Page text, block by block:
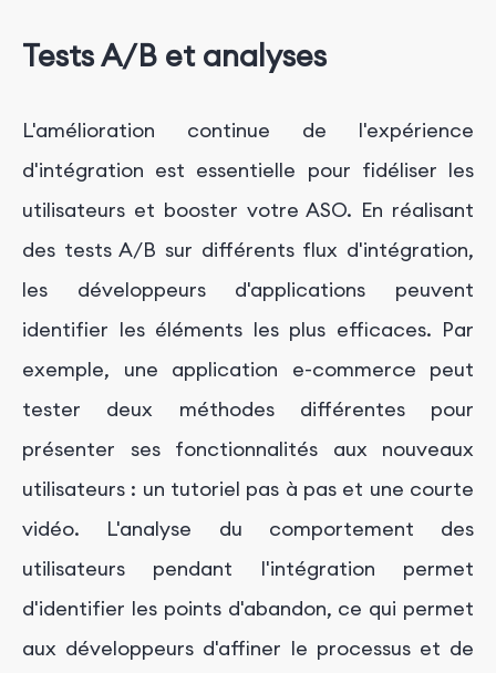
Tests A/B et analyses
L'amélioration continue de l'expérience
d'intégration est essentielle pour fidéliser les
utilisateurs et booster votre ASO. En réalisant
des tests A/B sur différents flux d'intégration,
les développeurs d'applications peuvent
identifier les éléments les plus efficaces. Par
exemple, une application e-commerce peut
tester deux méthodes différentes pour
présenter ses fonctionnalités aux nouveaux
utilisateurs : un tutoriel pas à pas et une courte
vidéo. L'analyse du comportement des
utilisateurs pendant l'intégration permet
d'identifier les points d'abandon, ce qui permet
aux développeurs d'affiner le processus et de